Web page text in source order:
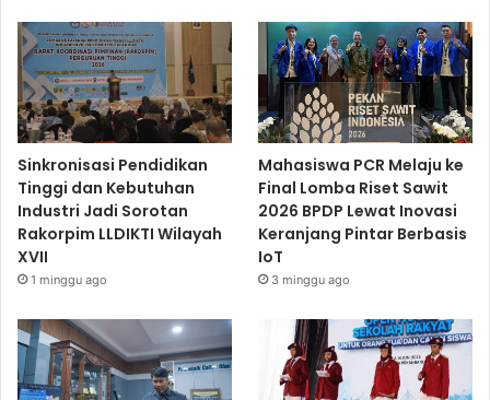
Sinkronisasi Pendidikan
Tinggi dan Kebutuhan
Industri Jadi Sorotan
Rakorpim LLDIKTI Wilayah
XVII
1 minggu ago
Mahasiswa PCR Melaju ke
Final Lomba Riset Sawit
2026 BPDP Lewat Inovasi
Keranjang Pintar Berbasis
IoT
3 minggu ago